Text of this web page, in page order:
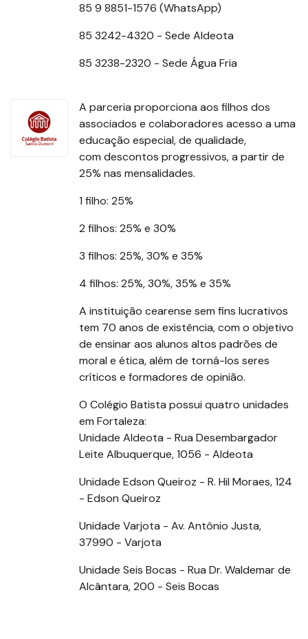
85 9 8851-1576 (WhatsApp)
85 3242-4320 - Sede Aldeota
85 3238-2320 - Sede Água Fria
A parceria proporciona aos filhos dos
associados e colaboradores acesso a uma
educação especial, de qualidade,
com descontos progressivos, a partir de
25% nas mensalidades.
1 filho: 25%
2 filhos: 25% e 30%
3 filhos: 25%, 30% e 35%
4 filhos: 25%, 30%, 35% e 35%
A instituição cearense sem fins lucrativos
tem 70 anos de existência, com o objetivo
de ensinar aos alunos altos padrões de
moral e ética, além de torná-los seres
críticos e formadores de opinião.
O Colégio Batista possui quatro unidades
em Fortaleza:
Unidade Aldeota - Rua Desembargador
Leite Albuquerque, 1056 - Aldeota
Unidade Edson Queiroz - R. Hil Moraes, 124
- Edson Queiroz
Unidade Varjota - Av. Antônio Justa,
37990 - Varjota
Unidade Seis Bocas - Rua Dr. Waldemar de
Alcântara, 200 - Seis Bocas